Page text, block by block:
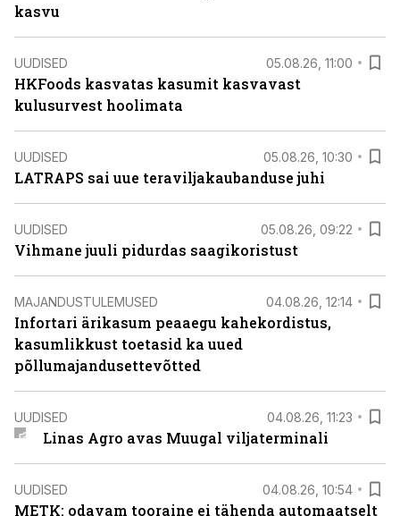
kasvu
UUDISED 05.08.26, 11:00
HKFoods kasvatas kasumit kasvavast
kulusurvest hoolimata
UUDISED 05.08.26, 10:30
LATRAPS sai uue teraviljakaubanduse juhi
UUDISED 05.08.26, 09:22
Vihmane juuli pidurdas saagikoristust
MAJANDUSTULEMUSED 04.08.26, 12:14
Infortari ärikasum peaaegu kahekordistus,
kasumlikkust toetasid ka uued
põllumajandusettevõtted
UUDISED 04.08.26, 11:23
Linas Agro avas Muugal viljaterminali
UUDISED 04.08.26, 10:54
METK: odavam tooraine ei tähenda automaatselt